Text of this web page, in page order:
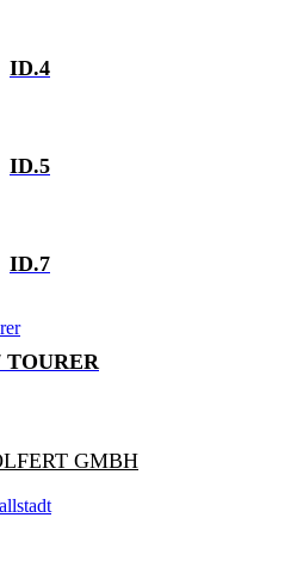
ID.4
ID.5
ID.7
TOURER
GMBH